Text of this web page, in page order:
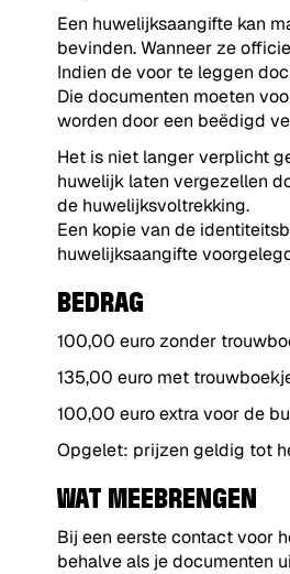
Een huwelijksaangifte kan
bevinden. Wanneer ze
Indien de voor te leggen
Die documenten moeten
worden door een beëdigd
Het is niet langer verplicht
huwelijk laten vergezellen
de huwelijksvoltrekking.
Een kopie van de
huwelijksaangifte
BEDRAG
100,00 euro zonder
135,00 euro met
100,00 euro extra voor de
Opgelet: prijzen geldig tot
WAT MEEBRENGEN
Bij een eerste contact voor
behalve als je documenten